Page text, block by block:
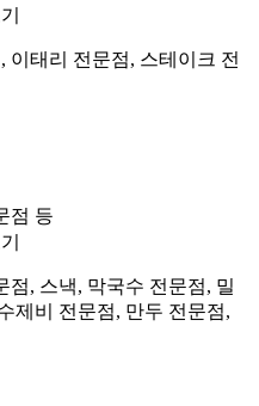
이태리 전문점, 스테이크 전
점 등
점, 스낵, 막국수 전문점, 밀
제비 전문점, 만두 전문점,